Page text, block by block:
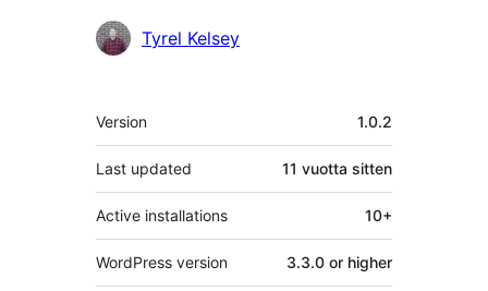
AvustajatTyrel Kelsey
Metatiedot
Version 1.0.2
Last updated 11 vuotta sitten
Active installations 10+
WordPress version 3.3.0 or higher